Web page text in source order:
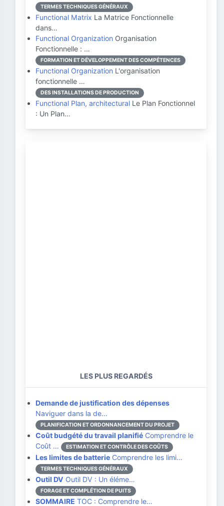
TERMES TECHNIQUES GÉNÉRAUX
Functional Matrix La Matrice Fonctionnelle
dans…
Functional Organization Organisation
Fonctionnelle : …
FORMATION ET DÉVELOPPEMENT DES COMPÉTENCES
Functional Organization L'organisation
fonctionnelle …
DES INSTALLATIONS DE PRODUCTION
Functional Plan, architectural Le Plan Fonctionnel
: Un Plan…
LES PLUS REGARDÉS
Demande de justification des dépenses
Naviguer dans la de…
PLANIFICATION ET ORDONNANCEMENT DU PROJET
Coût budgété du travail planifié Comprendre le
Coût …
ESTIMATION ET CONTRÔLE DES COÛTS
Les limites de batterie Comprendre les limi…
TERMES TECHNIQUES GÉNÉRAUX
Outil DV Outil DV : Un éléme…
FORAGE ET COMPLÉTION DE PUITS
SOMMAIRE TOC : Comprendre le…